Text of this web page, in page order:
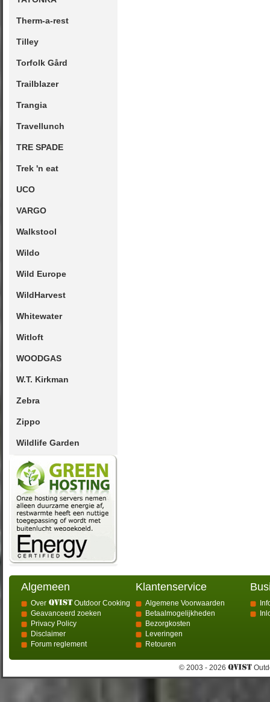
Therm-a-rest
Tilley
Torfolk Gård
Trailblazer
Trangia
Travellunch
TRE SPADE
Trek 'n eat
UCO
VARGO
Walkstool
Wildo
Wild Europe
WildHarvest
Whitewater
Witloft
WOODGAS
W.T. Kirkman
Zebra
Zippo
Wildlife Garden
Algemeen
Over
Outdoor Cooking
Geavanceerd zoeken
Privacy Policy
Disclaimer
Forum reglement
Klantenservice
Algemene Voorwaarden
Betaalmogelijkheden
Bezorgkosten
Leveringen
Retouren
© 2003 - 2026